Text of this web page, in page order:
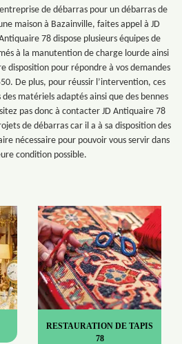
de débarras pour un débarras de
maison à Bazainville, faites appel à JD
78 dispose plusieurs équipes de
à la manutention de charge lourde ainsi
disposition pour répondre à vos demandes
De plus, pour réussir l’intervention, ces
matériels adaptés ainsi que des bennes
pas donc à contacter JD Antiquaire 78
de débarras car il a à sa disposition des
nécessaire pour pouvoir vous servir dans
condition possible.
RESTAURATION DE TAPIS
78